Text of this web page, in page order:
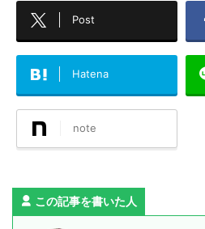
Post
Hatena
note
この記事を書いた人